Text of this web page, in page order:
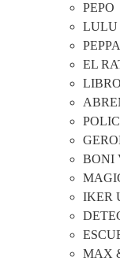
PEPO
LULU
EL
BONI
IKER
MAX